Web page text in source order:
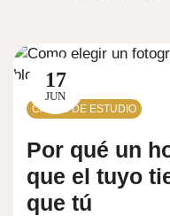
17
JUN
CASOS DE ESTUDIO
Por qué un
que el tuyo
que tú